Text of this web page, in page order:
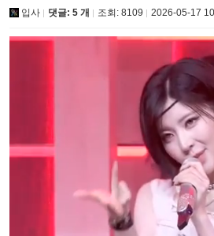
입사 댓글: 5 개 조회: 8109 2026-05-17